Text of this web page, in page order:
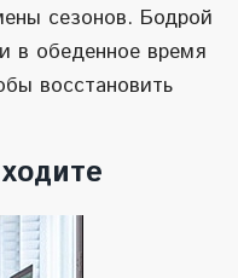
сезонов. Бодрой
в обеденное время
восстановить